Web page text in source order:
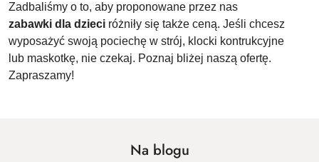
Zadbaliśmy o to, aby proponowane przez nas
zabawki dla dzieci różniły się także ceną. Jeśli chcesz
wyposażyć swoją pociechę w strój, klocki kontrukcyjne
lub maskotkę, nie czekaj. Poznaj bliżej naszą ofertę.
Zapraszamy!
Na blogu